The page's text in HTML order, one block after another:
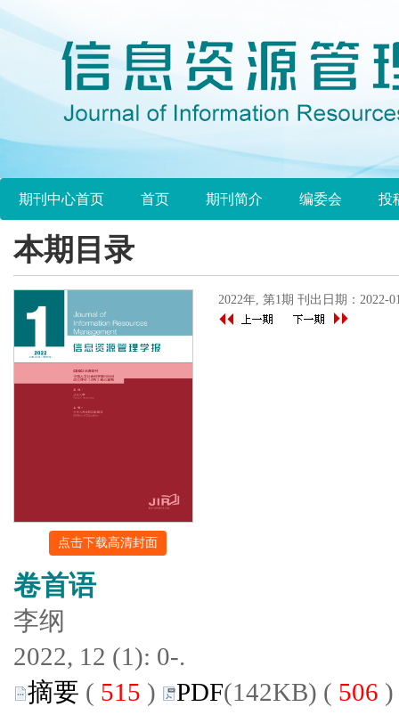
期刊中心首页 首页 期刊简介 编委会 投
本期目录
点击下载高清封面
2022年, 第1期 刊出日期：2022-
卷首语
李纲
2022, 12 (1): 0-.
摘要 ( 515 ) PDF(142KB) ( 506 )